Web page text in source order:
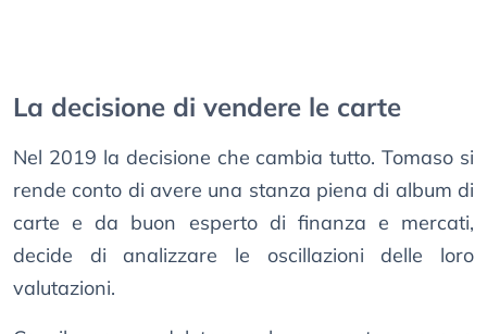
La decisione di vendere le carte
Nel 2019 la decisione che cambia tutto. Tomaso si
rende conto di avere una stanza piena di album di
carte e da buon esperto di finanza e mercati,
decide di analizzare le oscillazioni delle loro
valutazioni.